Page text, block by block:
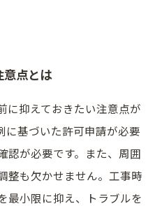
意点とは
に抑えておきたい注意点が
に基づいた許可申請が必要
認が必要です。また、周囲
整も欠かせません。工事時
最小限に抑え、トラブルを